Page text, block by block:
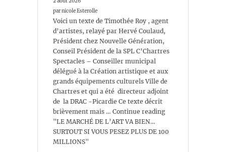
par nicole Esterolle
Voici un texte de Timothée Roy , agent
d’artistes, relayé par Hervé Coulaud,
Président chez Nouvelle Génération,
Conseil Président de la SPL C’Chartres
Spectacles – Conseiller municipal
délégué à la Création artistique et aux
grands équipements culturels Ville de
Chartres et qui a été directeur adjoint
de la DRAC -Picardie Ce texte décrit
brièvement mais … Continue reading
"LE MARCHÉ DE L’ART VA BIEN…
SURTOUT SI VOUS PESEZ PLUS DE 100
MILLIONS"